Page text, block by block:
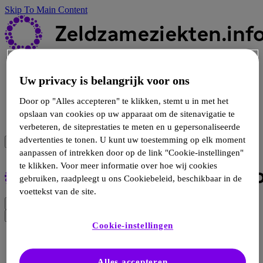
Skip To Main Content
ZIEKTE VAN GAUCHER
ASMD
Oops!
Uw privacy is belangrijk voor ons
Door op "Alles accepteren" te klikken, stemt u in met het
opslaan van cookies op uw apparaat om de sitenavigatie te
verbeteren, de siteprestaties te meten en u gepersonaliseerde
advertenties te tonen. U kunt uw toestemming op elk moment
aanpassen of intrekken door op de link "Cookie-instellingen"
te klikken. Voor meer informatie over hoe wij cookies
gebruiken, raadpleegt u ons Cookiebeleid, beschikbaar in de
voettekst van de site.
Cookie-instellingen